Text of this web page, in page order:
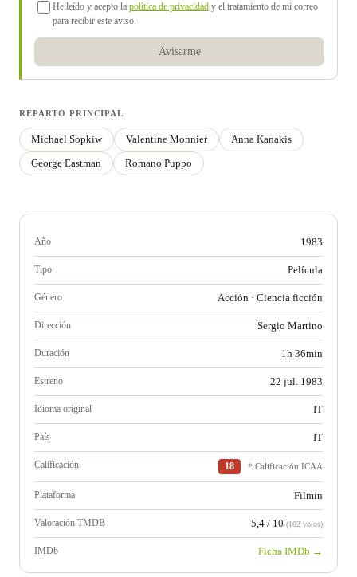
He leído y acepto la política de privacidad y el tratamiento de mi correo
para recibir este aviso.
Avisarme
REPARTO PRINCIPAL
Michael Sopkiw Valentine Monnier
Anna Kanakis
George Eastman
Romano Puppo
Año 1983
Tipo Película
Género Acción · Ciencia ficción
Dirección Sergio Martino
Duración 1h 36min
Estreno 22 jul. 1983
Idioma original IT
País IT
Calificación 18 * Calificación ICAA
Plataforma Filmin
Valoración TMDB 5,4 / 10 (102 votos)
IMDb Ficha IMDb →